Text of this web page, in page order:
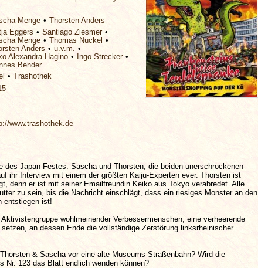
Menge
Thorsten Anders
Eggers
Santiago Ziesmer
Menge
Thomas Nückel
Anders
u.v.m.
Alexandra Hagino
Ingo Strecker
Bender
Trashothek
www.trashothek.de
des Japan-Festes. Sascha und Thorsten, die beiden unerschrockenen
ihr Interview mit einem der größten Kaiju-Experten ever. Thorsten ist
denn er ist mit seiner Emailfreundin Keiko aus Tokyo verabredet. Alle
zu sein, bis die Nachricht einschlägt, dass ein riesiges Monster an den
entstiegen ist!
wohlmeinender Verbessermenschen, eine verheerende
an dessen Ende die vollständige Zerstörung linksrheinischer
& Sascha vor eine alte Museums-Straßenbahn? Wird die
Nr. 123 das Blatt endlich wenden können?